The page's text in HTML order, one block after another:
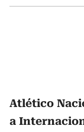
Atlético
a